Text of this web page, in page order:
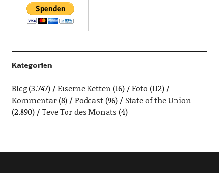
Kategorien
Blog(3.747) Eiserne Ketten (16) Foto (112)
Kommentar(8) Podcast(96)
State of the Union
(2.890)
Teve Tor des Monats (4)